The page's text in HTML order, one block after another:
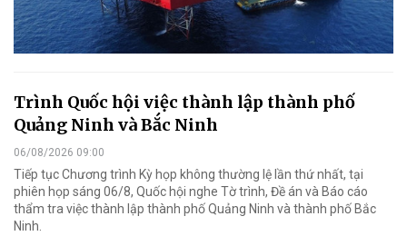
Trình Quốc hội việc thành lập thành phố
Quảng Ninh và Bắc Ninh
06/08/2026 09:00
Tiếp tục Chương trình Kỳ họp không thường lệ lần thứ nhất, tại
phiên họp sáng 06/8, Quốc hội nghe Tờ trình, Đề án và Báo cáo
thẩm tra việc thành lập thành phố Quảng Ninh và thành phố Bắc
Ninh.